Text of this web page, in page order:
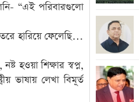
“এই পরিবারগুলো
হারিয়ে ফেলেছি…
হওয়া শিক্ষার স্বপ্ন,
ভাষায় লেখা বিমূর্ত